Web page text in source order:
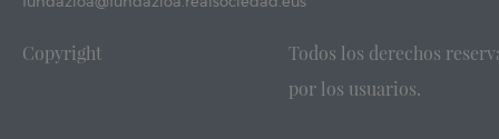
Copyright
Todos los derechos
por los usuarios.